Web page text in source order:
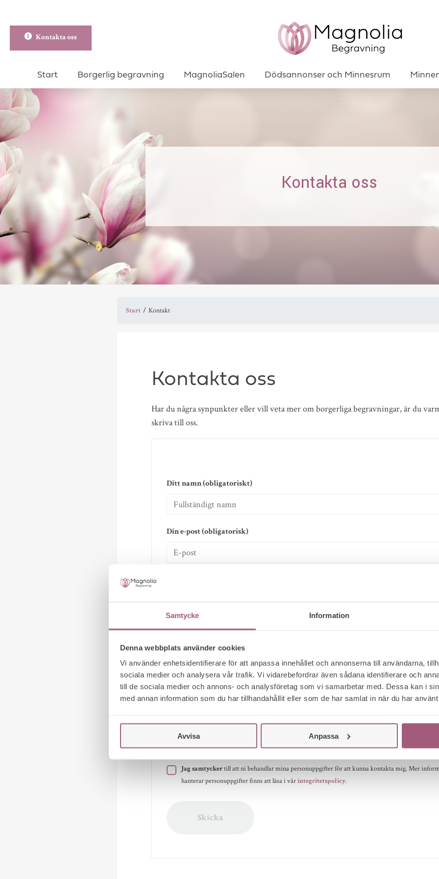
Samtycke Information
Denna webbplats använder cookies
Vi använder enhetsidentifierare för att anpassa innehållet och annonserna till användarna,
sociala medier och analysera vår trafik. Vi vidarebefordrar även sådana identifierare och
till de sociala medier och annons- och analysföretag som vi samarbetar med. Dessa kan i
med annan information som du har tillhandahållit eller som de har samlat in när du har
Avvisa Anpassa
Kontakta oss
Start Borgerlig begravning MagnoliaSalen Dödsannonser och Minnesrum
Kontakta oss
Start Kontakt
Kontakta oss
Har du några synpunkter eller vill veta mer om borgerliga begravningar, är du
skriva till oss.
Ditt namn (obligatoriskt)
Din e-post (obligatorisk)
Meddelande
Jag samtyckertill att ni behandlar mina personuppgifter för att kunna kontakta mig. Mer
hanterar personuppgifter finns att läsa i vårintegritetspolicy.